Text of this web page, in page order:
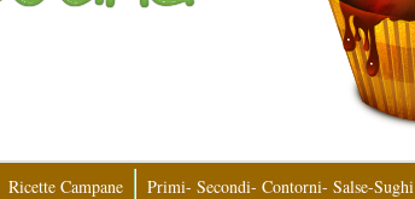
Ricette Campane Primi- Secondi- Contorni- Salse-Sughi